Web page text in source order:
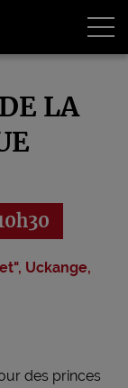
LA
Uckange,
des princes